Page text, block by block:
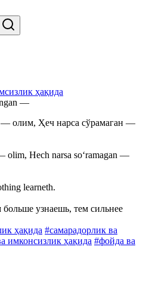
ҳақида
—
— олим, Ҳеч нарса сўрамаган —
olim, Hech narsa so‘ramagan —
learneth.
узнаешь, тем сильнее
ҳақида #самарадорлик ва
имконсизлик ҳақида #фойда ва